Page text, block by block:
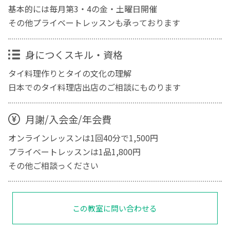
基本的には毎月第3・4の金・土曜日開催
その他プライベートレッスンも承っております
身につくスキル・資格
タイ料理作りとタイの文化の理解
日本でのタイ料理店出店のご相談にものります
月謝/入会金/年会費
オンラインレッスンは1回40分で1,500円
プライベートレッスンは1品1,800円
その他ご相談っください
この教室に問い合わせる